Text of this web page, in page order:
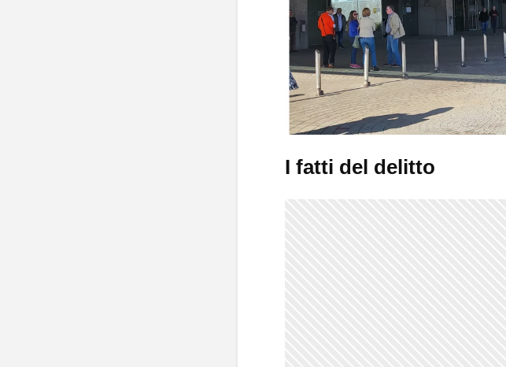
I fatti del delitto